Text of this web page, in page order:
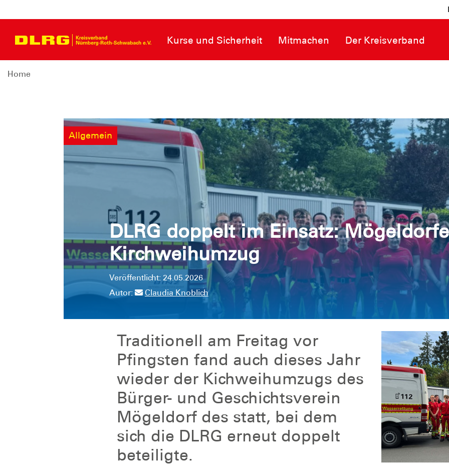
Kurse und Sicherheit Mitmachen Der Kreisverband
Home
Allgemein
DLRG doppelt im Einsatz:
Kirchweihumzug
Veröffentlicht: 24.05.2026
Autor:
Claudia Knoblich
Traditionell am Freitag vor
Pfingsten fand auch dieses Jahr
wieder der Kichweihumzugs des
Bürger- und Geschichtsverein
Mögeldorf des statt, bei dem
sich die DLRG erneut doppelt
beteiligte.